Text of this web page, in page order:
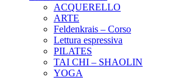
ACQUERELLO
ARTE
Feldenkrais – Corso
Lettura espressiva
PILATES
TAI CHI – SHAOLIN
YOGA